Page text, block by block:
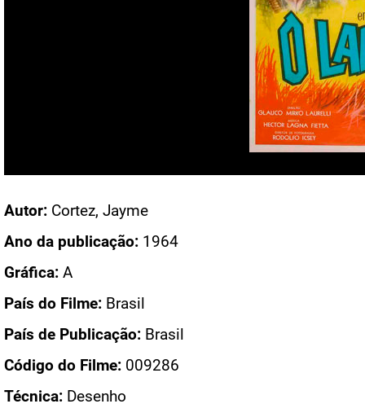
Autor: Cortez, Jayme
Ano da publicação: 1964
Gráfica: A
País do Filme: Brasil
País de Publicação: Brasil
Código do Filme: 009286
Técnica: Desenho